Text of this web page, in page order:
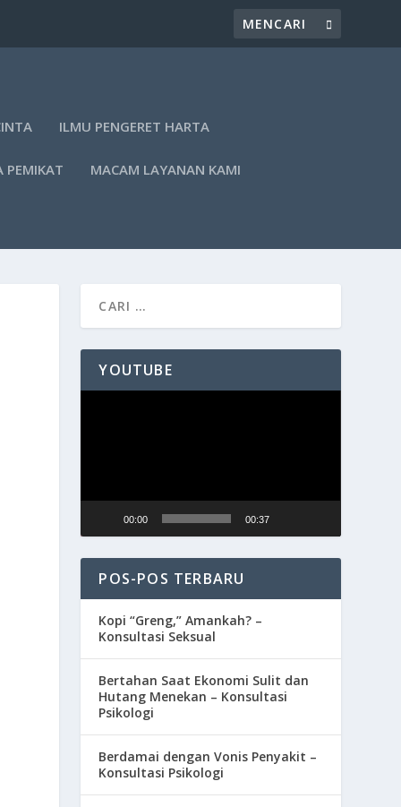
ILMU PENGERET HARTA
PEMIKAT MACAM LAYANAN KAMI
YOUTUBE
00:00 00:37
POS-POS TERBARU
Kopi “Greng,” Amankah? –
Konsultasi Seksual
Bertahan Saat Ekonomi Sulit dan
Hutang Menekan – Konsultasi
Psikologi
Berdamai dengan Vonis Penyakit –
Konsultasi Psikologi